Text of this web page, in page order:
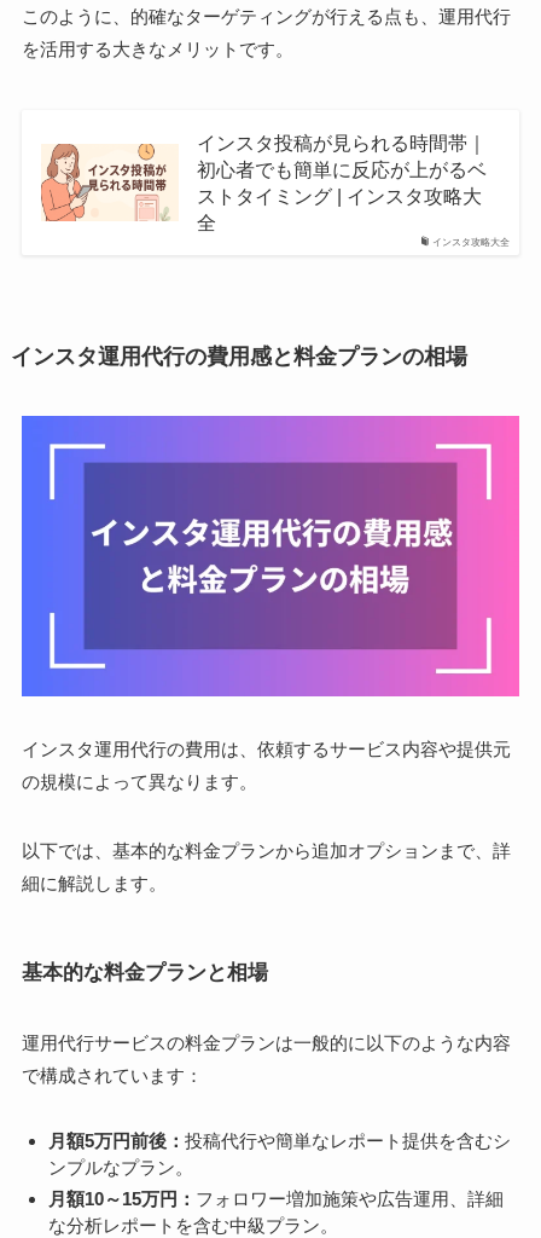
このように、的確なターゲティングが行える点も、運用代行
を活用する大きなメリットです。
インスタ攻略大全
インスタ投稿が見られる時間帯｜
初心者でも簡単に反応が上がるベ
ストタイミング | インスタ攻略大
全
インスタ運用代行の費用感と料金プランの相場
インスタ運用代行の費用は、依頼するサービス内容や提供元
の規模によって異なります。
以下では、基本的な料金プランから追加オプションまで、詳
細に解説します。
基本的な料金プランと相場
運用代行サービスの料金プランは一般的に以下のような内容
で構成されています：
月額5万円前後：投稿代行や簡単なレポート提供を含むシ
ンプルなプラン。
月額10～15万円： フォロワー増加施策や広告運用、詳細
な分析レポートを含む中級プラン。